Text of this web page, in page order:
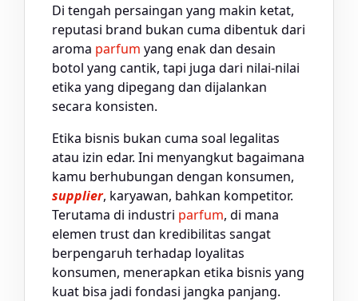
Di tengah persaingan yang makin ketat,
reputasi brand bukan cuma dibentuk dari
aroma parfum yang enak dan desain
botol yang cantik, tapi juga dari nilai-nilai
etika yang dipegang dan dijalankan
secara konsisten.
Etika bisnis bukan cuma soal legalitas
atau izin edar. Ini menyangkut bagaimana
kamu berhubungan dengan konsumen,
supplier, karyawan, bahkan kompetitor.
Terutama di industri parfum, di mana
elemen trust dan kredibilitas sangat
berpengaruh terhadap loyalitas
konsumen, menerapkan etika bisnis yang
kuat bisa jadi fondasi jangka panjang.